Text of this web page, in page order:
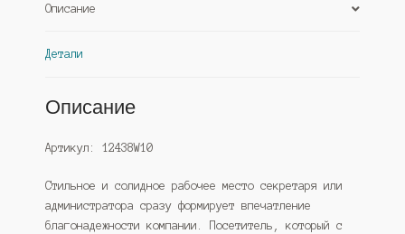
Описание
Детали
Описание
Артикул: 12438W10
Стильное и солидное рабочее место секретаря или
администратора сразу формирует впечатление
благонадежности компании. Посетитель, который с